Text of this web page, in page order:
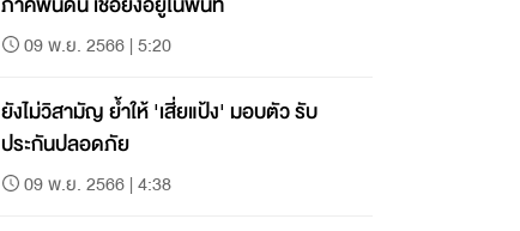
09 พ.ย. 2566 | 5:20
ยังไม่วิสามัญ ย้ำให้ 'เสี่ยแป้ง' มอบตัว รับ
ประกันปลอดภัย
09 พ.ย. 2566 | 4:38